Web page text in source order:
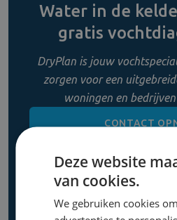
Water in de
gratis
DryPlan is jouw
zorgen voor een
woningen en
CONTACT
0800 11
Deze website
van cookies.
We gebruiken cookies